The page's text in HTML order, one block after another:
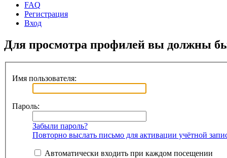
FAQ
Регистрация
Вход
Для просмотра профилей вы должны
Имя пользователя:
Пароль:
Забыли пароль?
Повторно выслать письмо для активации учётной
Автоматически входить при каждом посещении